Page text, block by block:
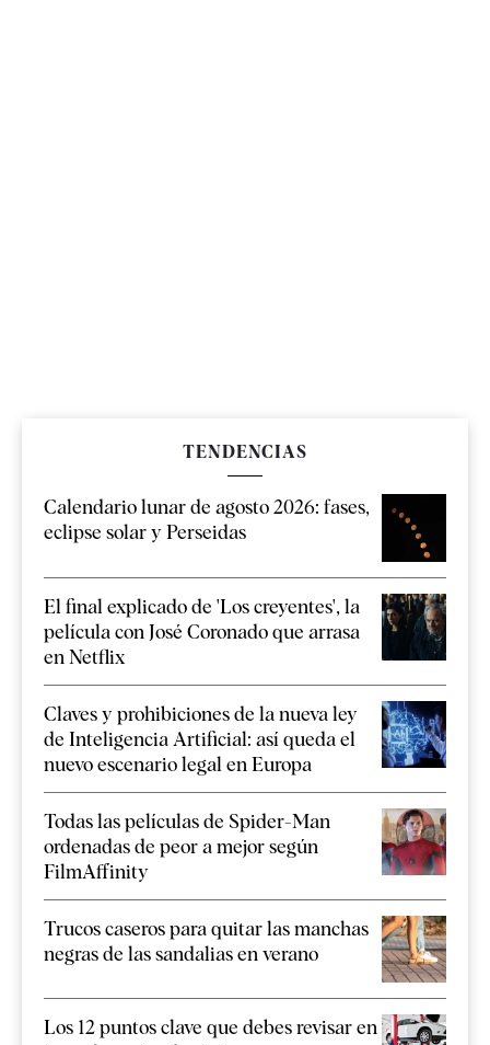
TENDENCIAS
Calendario lunar de agosto 2026: fases,
eclipse solar y Perseidas
El final explicado de 'Los creyentes', la
película con José Coronado que arrasa
en Netflix
Claves y prohibiciones de la nueva ley
de Inteligencia Artificial: así queda el
nuevo escenario legal en Europa
Todas las películas de Spider-Man
ordenadas de peor a mejor según
FilmAffinity
Trucos caseros para quitar las manchas
negras de las sandalias en verano
Los 12 puntos clave que debes revisar en